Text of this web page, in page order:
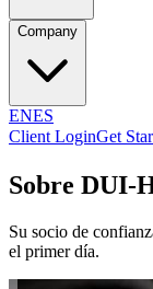
Company
ENES
Client LoginGet
Sobre DUI-
Su socio de
el primer día.